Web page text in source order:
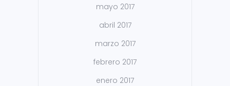
mayo 2017
abril 2017
marzo 2017
febrero 2017
enero 2017